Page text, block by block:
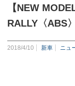
【NEW
RALLY〈ABS〉
2018/4/10 新車 ニュ